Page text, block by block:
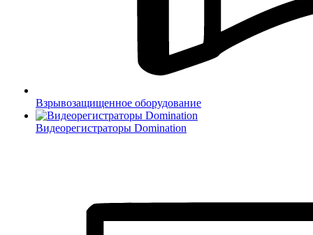
Взрывозащищенное оборудование
Видеорегистраторы Domination